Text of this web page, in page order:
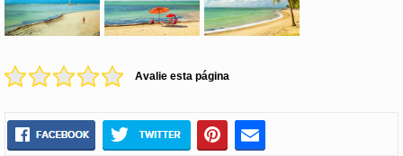
Avalie esta página